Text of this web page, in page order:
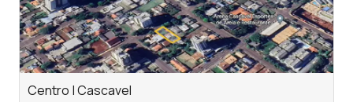
Centro | Cascavel